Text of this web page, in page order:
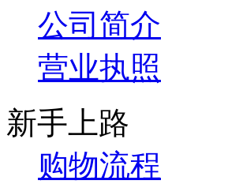
公司简介
营业执照
新手上路
购物流程